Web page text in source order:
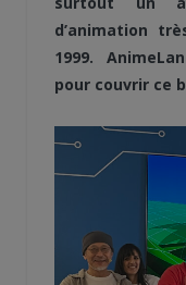
d’animation
1999.
pour couvrir ce